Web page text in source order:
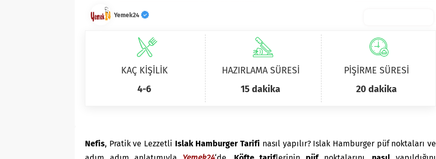
Yemek24
KAÇ KİŞİLİK
4-6
HAZIRLAMA SÜRESİ
15 dakika
PİŞİRME SÜRESİ
20 dakika
Nefis, Pratik ve Lezzetli Islak Hamburger Tarifi nasıl yapılır? Islak Hamburger püf noktaları ve